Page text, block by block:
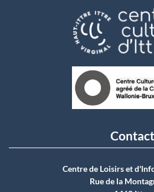
Contact
Centre de Loisirs et
Rue de la